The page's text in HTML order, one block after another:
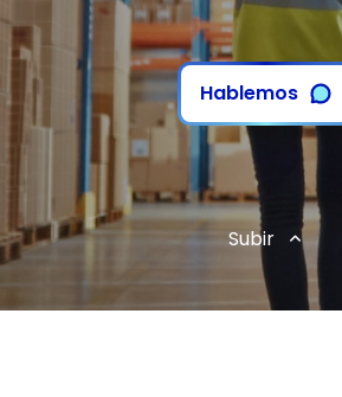
Hablemos
Subir